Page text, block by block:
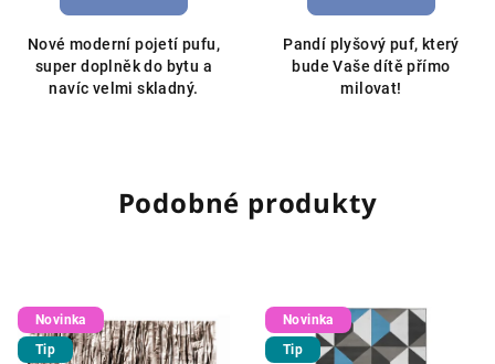
Nové moderní pojetí pufu,
super doplněk do bytu a
navíc velmi skladný.
Pandí plyšový puf, který
bude Vaše dítě přímo
milovat!
Podobné produkty
Novinka
Tip
Novinka
Tip